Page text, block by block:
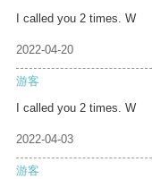
I called you 2 times. W
2022-04-20
游客
I called you 2 times. W
2022-04-03
游客